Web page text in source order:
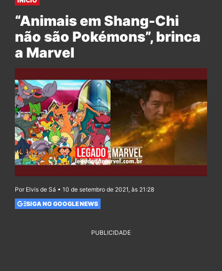
“Animais em Shang-Chi
não são Pokémons”, brinca
a Marvel
Por Elvis de Sá • 10 de setembro de 2021, às 21:28
SIGA NO GOOGLE NEWS
PUBLICIDADE